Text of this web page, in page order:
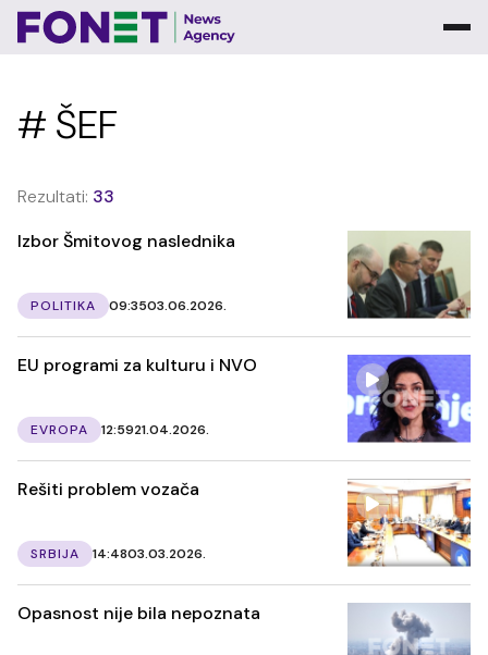
# ŠEF
Rezultati: 33
Izbor Šmitovog naslednika
POLITIKA 09:3503.06.2026.
EU programi za kulturu i NVO
EVROPA 12:5921.04.2026.
Rešiti problem vozača
SRBIJA 14:4803.03.2026.
Opasnost nije bila nepoznata